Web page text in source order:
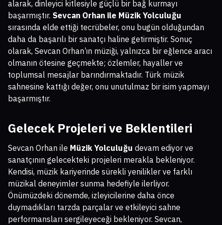
alarak, dinleyici kitlesiyle güçlü bir bağ kurmayı
başarmıştır. Sevcan Orhan ile Müzik Yolculuğu
sırasında elde ettiği tecrübeler, onu bugün olduğundan
daha da başarılı bir sanatçı haline getirmiştir. Sonuç
olarak, Sevcan Orhan’ın müziği, yalnızca bir eğlence aracı
olmanın ötesine geçmekte; özlemler, hayaller ve
toplumsal mesajlar barındırmaktadır. Türk müzik
sahnesine kattığı değer, onu unutulmaz bir isim yapmayı
başarmıştır.
Gelecek Projeleri ve Beklentileri
Sevcan Orhan ile Müzik Yolculuğu devam ediyor ve
sanatçının gelecekteki projeleri merakla bekleniyor.
Kendisi, müzik kariyerinde sürekli yenilikler ve farklı
müzikal deneyimler sunma hedefiyle ilerliyor.
Önümüzdeki dönemde, izleyicilerine daha önce
duymadıkları tarzda parçalar ve etkileyici sahne
performansları sergileyeceği bekleniyor. Sevcan,